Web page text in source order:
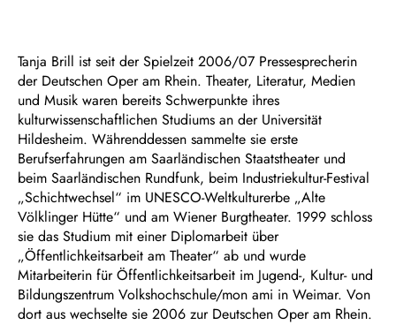
Tanja Brill ist seit der Spielzeit 2006/07 Pressesprecherin
der Deutschen Oper am Rhein. Theater, Literatur, Medien
und Musik waren bereits Schwerpunkte ihres
kulturwissenschaftlichen Studiums an der Universität
Hildesheim. Währenddessen sammelte sie erste
Berufserfahrungen am Saarländischen Staatstheater und
beim Saarländischen Rundfunk, beim Industriekultur-Festival
„Schichtwechsel“ im UNESCO-Weltkulturerbe „Alte
Völklinger Hütte“ und am Wiener Burgtheater. 1999 schloss
sie das Studium mit einer Diplomarbeit über
„Öffentlichkeitsarbeit am Theater“ ab und wurde
Mitarbeiterin für Öffentlichkeitsarbeit im Jugend-, Kultur- und
Bildungszentrum Volkshochschule/mon ami in Weimar. Von
dort aus wechselte sie 2006 zur Deutschen Oper am Rhein.